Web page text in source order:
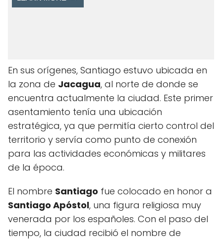
En sus orígenes, Santiago estuvo ubicada en
la zona de Jacagua, al norte de donde se
encuentra actualmente la ciudad. Este primer
asentamiento tenía una ubicación
estratégica, ya que permitía cierto control del
territorio y servía como punto de conexión
para las actividades económicas y militares
de la época.
El nombre Santiago fue colocado en honor a
Santiago Apóstol, una figura religiosa muy
venerada por los españoles. Con el paso del
tiempo, la ciudad recibió el nombre de